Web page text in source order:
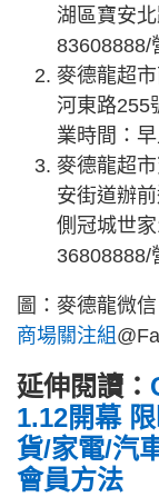
湖區寶安
83608888/
麥德龍超
河東路255
業時間：
麥德龍超
安街道辦
側冠城世
36808888/
圖：麥德龍微信
商場關注組
延伸閱讀：
1.12開幕
貨/家電/汽
會員方法